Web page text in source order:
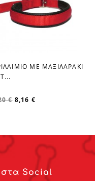
favorite_border ΜΕ ΜΑΞΙΛΑΡΑΚΙ
€ 8,16 €
στα Social